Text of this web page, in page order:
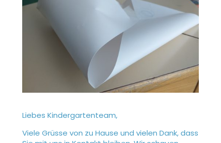
Liebes Kindergartenteam,
Viele Grüsse von zu Hause und vielen Dank, dass